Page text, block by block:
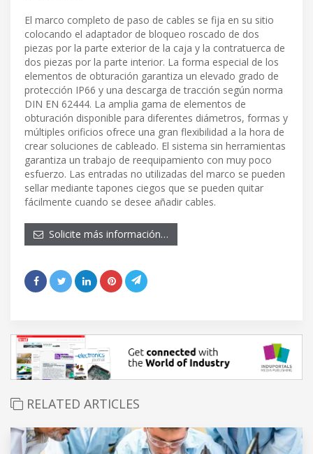
El marco completo de paso de cables se fija en su sitio
colocando el adaptador de bloqueo roscado de dos
piezas por la parte exterior de la caja y la contratuerca de
dos piezas por la parte interior. La forma especial de los
elementos de obturación garantiza un elevado grado de
protección IP66 y una descarga de tracción según norma
DIN EN 62444. La amplia gama de elementos de
obturación disponible para diferentes diámetros, formas y
múltiples orificios ofrece una gran flexibilidad a la hora de
crear soluciones de cableado. El sistema sin herramientas
garantiza un trabajo de reequipamiento con muy poco
esfuerzo. Las entradas no utilizadas del marco se pueden
sellar mediante tapones ciegos que se pueden quitar
fácilmente cuando se desee añadir cables.
Solicite más información…
RELATED ARTICLES